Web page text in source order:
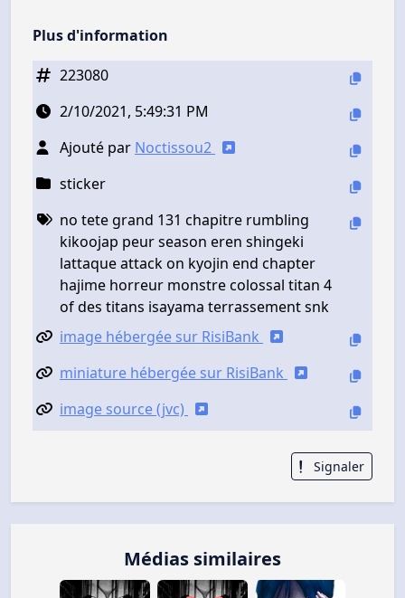
Plus d'information
223080
2/10/2021, 5:49:31 PM
Ajouté par Noctissou2
sticker
no tete grand 131 chapitre rumbling
kikoojap peur season eren shingeki
lattaque attack on kyojin end chapter
hajime horreur monstre colossal titan 4
of des titans isayama terrassement snk
image hébergée sur RisiBank
miniature hébergée sur RisiBank
image source (jvc)
Signaler
Médias similaires